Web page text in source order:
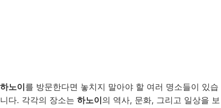
하노이 를 방문한다면 놓치지 말아야 할 여러 명소들이 있습
니다. 각각의 장소는 하노이 의 역사, 문화, 그리고 일상을 보